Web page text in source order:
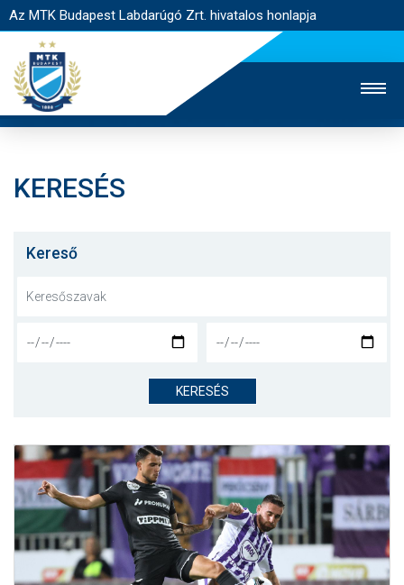
Az MTK Budapest Labdarúgó Zrt. hivatalos honlapja
JEGYÉRTÉKESÍTÉS
NYITÓLAP
CSAPATOK
KLUB
GALÉRIA
SZURKOLÓI ÉLMÉNYEK
AKKREDITÁCIÓ
KERESÉS
Kereső
KERESÉS